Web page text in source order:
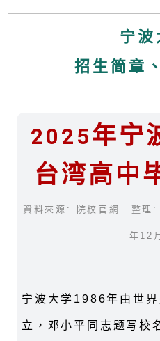
宁波
招生简章
2025年宁
台湾高中
資料來源: 院校官網 整理
年12
宁波大学 1986年由世
立，邓小平同志题写校